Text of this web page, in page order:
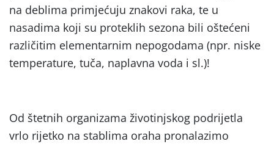
na deblima primjećuju znakovi raka, te u
nasadima koji su proteklih sezona bili oštećeni
različitim elementarnim nepogodama (npr. niske
temperature, tuča, naplavna voda i sl.)!
Od štetnih organizama životinjskog podrijetla
vrlo rijetko na stablima oraha pronalazimo